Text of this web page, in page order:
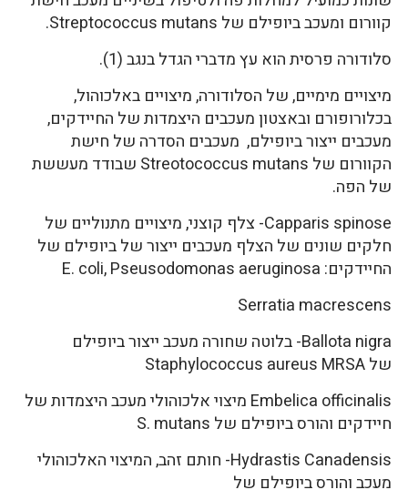
קוורום ומעכב ביופילם של Streptococcus mutans.
סלודורה פרסית הוא עץ מדברי הגדל בנגב (1).
מיצויים מימיים, של הסלודורה, מיצויים באלכוהול,
בכלורופורם ובאצטון מעכבים היצמדות של החיידקים,
מעכבים ייצור ביופילם, מעכבים הסדרה של חישת
הקוורום של Streotococcus mutans שבודד מעששת
של הפה.
Capparis spinose- צלף קוצני, מיצויים מתנוליים של
חלקים שונים של הצלף מעכבים ייצור של ביופילם של
החיידקים: E. coli, Pseusodomonas aeruginosa
Serratia macrescens
Ballota nigra- בלוטה שחורה מעכב ייצור ביופילם
של Staphylococcus aureus MRSA
Embelica officinalis מיצוי אלכוהולי מעכב היצמדות של
חיידקים והורס ביופילם של S. mutans
Hydrastis Canadensis- חותם זהב, המיצוי האלכוהולי
מעכב והורס ביופילם של